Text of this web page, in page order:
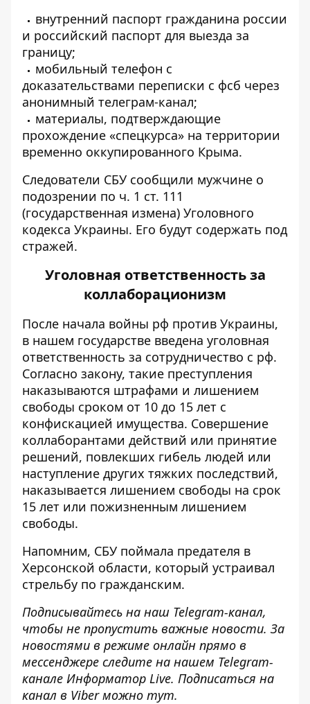
внутренний паспорт гражданина россии
и российский паспорт для выезда за
границу;
мобильный телефон с
доказательствами переписки с фсб через
анонимный телеграм-канал;
материалы, подтверждающие
прохождение «спецкурса» на территории
временно оккупированного Крыма.
Следователи СБУ сообщили мужчине о
подозрении по ч. 1 ст. 111
(государственная измена) Уголовного
кодекса Украины. Его будут содержать под
стражей.
Уголовная ответственность за
коллаборационизм
После начала войны рф против Украины,
в нашем государстве введена уголовная
ответственность за сотрудничество с рф.
Согласно закону, такие преступления
наказываются штрафами и лишением
свободы сроком от 10 до 15 лет с
конфискацией имущества. Совершение
коллаборантами действий или принятие
решений, повлекших гибель людей или
наступление других тяжких последствий,
наказывается лишением свободы на срок
15 лет или пожизненным лишением
свободы.
Напомним, СБУ поймала предателя в
Херсонской области, который устраивал
стрельбу по гражданским.
Подписывайтесь на наш Telegram-канал,
чтобы не пропустить важные новости. За
новостями в режиме онлайн прямо в
мессенджере следите на нашем Telegram-
канале Информатор Live. Подписаться на
канал в Viber можно тут.